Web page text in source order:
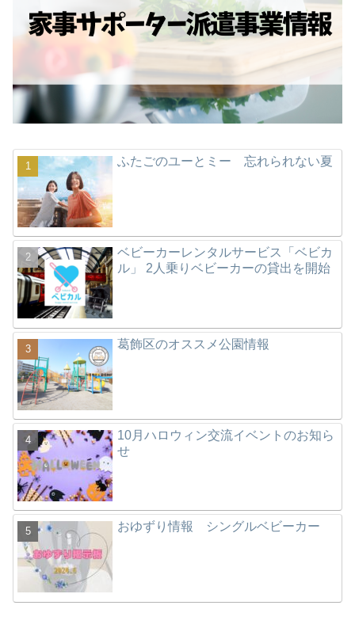
ふたごのユーとミー 忘れられない夏
ベビーカーレンタルサービス「ベビカ
ル」 2人乗りベビーカーの貸出を開始
葛飾区のオススメ公園情報
10月ハロウィン交流イベントのお知ら
せ
おゆずり情報 シングルベビーカー